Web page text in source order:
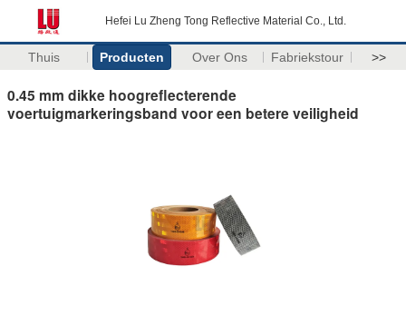
Hefei Lu Zheng Tong Reflective Material Co., Ltd.
Thuis Producten Over Ons Fabriekstour >>
0.45 mm dikke hoogreflecterende
voertuigmarkeringsband voor een betere veiligheid